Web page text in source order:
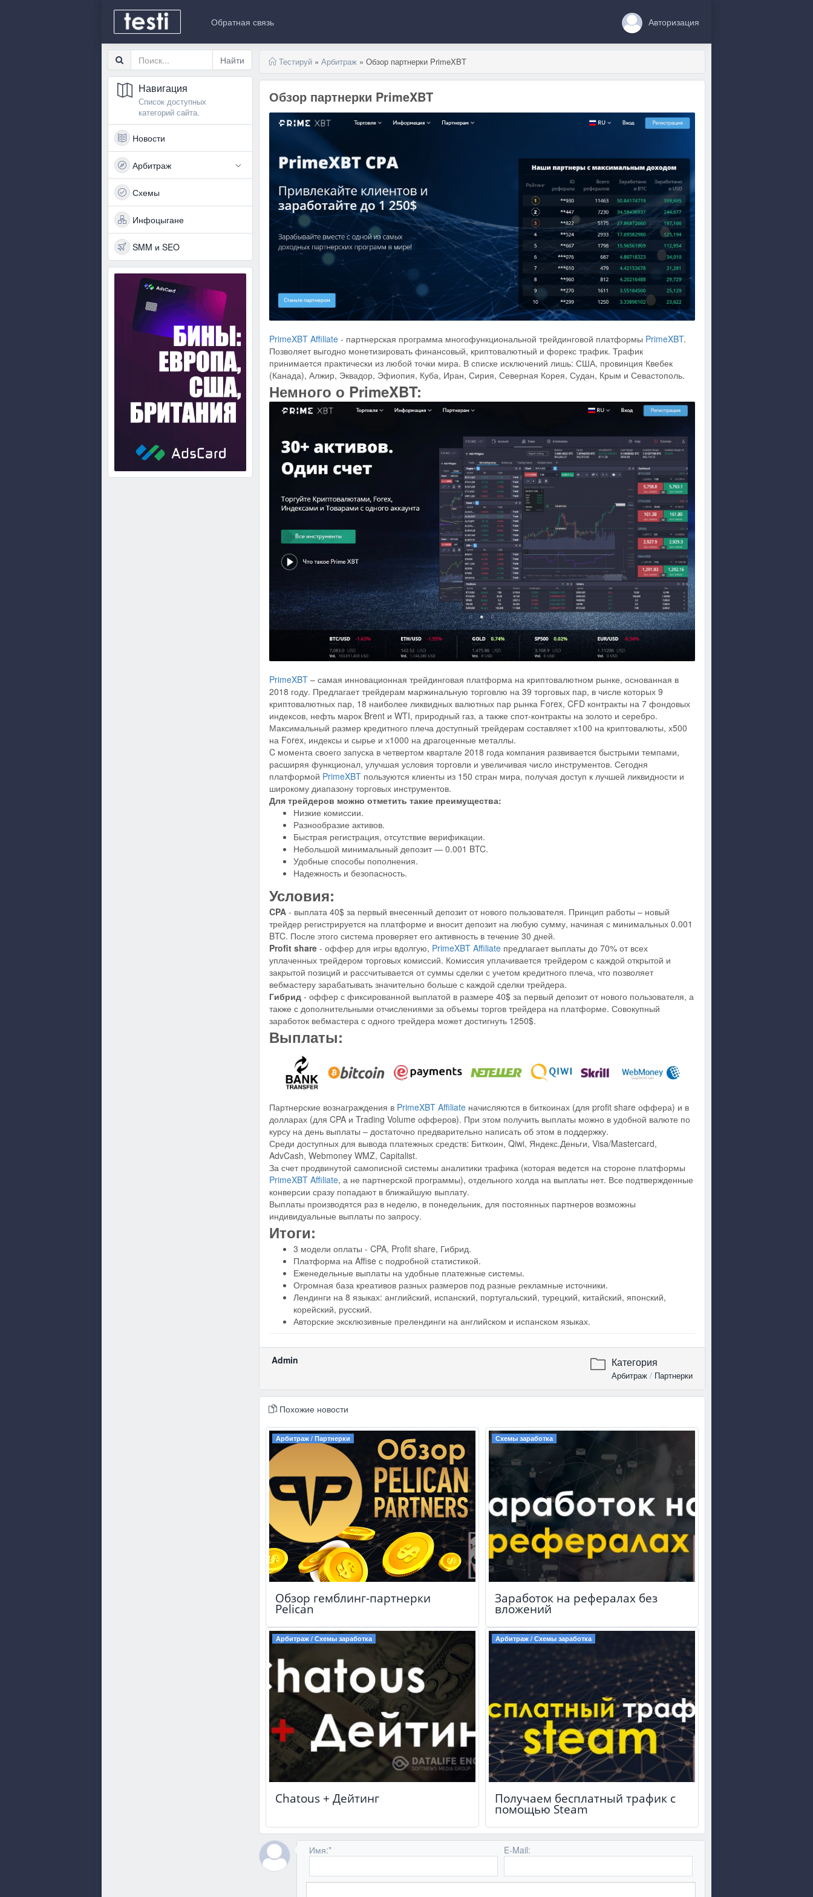
Обратная связь Авторизация
Навигация
Список доступных
категорий сайта.
Новости
Арбитраж
Схемы
Инфоцыгане
SMM и SEO
Тестируй» Арбитраж» Обзор партнерки PrimeXBT
Обзор партнерки PrimeXBT
PrimeXBT Affiliate- партнерская программа многофункциональной трейдинговой платформы PrimeXBT.
Позволяет выгодно монетизировать финансовый, криптовалютный и форекс трафик. Трафик
принимается практически из любой точки мира. В списке исключений лишь: США, провинция Квебек
(Канада), Алжир, Эквадор, Эфиопия, Куба, Иран, Сирия, Северная Корея, Судан, Крым и Севастополь.
Немного о PrimeXBT:
PrimeXBT– самая инновационная трейдинговая платформа на криптовалютном рынке, основанная в
2018 году. Предлагает трейдерам маржинальную торговлю на 39 торговых пар, в числе которых 9
криптовалютных пар, 18 наиболее ликвидных валютных пар рынка Forex, CFD контракты на 7 фондовых
индексов, нефть марок Brent и WTI, природный газ, а также спот-контракты на золото и серебро.
Максимальный размер кредитного плеча доступный трейдерам составляет х100 на криптовалюты, х500
на Forex, индексы и сырье и х1000 на драгоценные металлы.
C момента своего запуска в четвертом квартале 2018 года компания развивается быстрыми темпами,
расширяя функционал, улучшая условия торговли и увеличивая число инструментов. Сегодня
платформой PrimeXBTпользуются клиенты из 150 стран мира, получая доступ к лучшей ликвидности и
широкому диапазону торговых инструментов.
Для трейдеров можно отметить такие преимущества:
Низкие комиссии.
Разнообразие активов.
Быстрая регистрация, отсутствие верификации.
Небольшой минимальный депозит — 0.001 BTC.
Удобные способы пополнения.
Надежность и безопасность.
Условия:
CPA- выплата 40$ за первый внесенный депозит от нового пользователя. Принцип работы – новый
трейдер регистрируется на платформе и вносит депозит на любую сумму, начиная с минимальных 0.001
BTC. После этого система проверяет его активность в течение 30 дней.
Profit share- оффер для игры вдолгую, PrimeXBT Affiliateпредлагает выплаты до 70% от всех
уплаченных трейдером торговых комиссий. Комиссия уплачивается трейдером с каждой открытой и
закрытой позиций и рассчитывается от суммы сделки с учетом кредитного плеча, что позволяет
вебмастеру зарабатывать значительно больше с каждой сделки трейдера.
Гибрид- оффер с фиксированной выплатой в размере 40$ за первый депозит от нового пользователя, а
также с дополнительными отчислениями за объемы торгов трейдера на платформе. Совокупный
заработок вебмастера с одного трейдера может достигнуть 1250$.
Выплаты:
Партнерские вознаграждения в PrimeXBT Affiliateначисляются в биткоинах (для profit share оффера) и в
долларах (для CPA и Trading Volume офферов). При этом получить выплаты можно в удобной валюте по
курсу на день выплаты – достаточно предварительно написать об этом в поддержку.
Среди доступных для вывода платежных средств: Биткоин, Qiwi, Яндекс.Деньги, Visa/Mastercard,
AdvCash, Webmoney WMZ, Capitalist.
За счет продвинутой самописной системы аналитики трафика (которая ведется на стороне платформы
PrimeXBT Affiliate, а не партнерской программы), отдельного холда на выплаты нет. Все подтвержденные
конверсии сразу попадают в ближайшую выплату.
Выплаты производятся раз в неделю, в понедельник, для постоянных партнеров возможны
индивидуальные выплаты по запросу.
Итоги:
3 модели оплаты - CPA, Profit share, Гибрид.
Платформа на Affise с подробной статистикой.
Еженедельные выплаты на удобные платежные системы.
Огромная база креативов разных размеров под разные рекламные источники.
Лендинги на 8 языках: английский, испанский, португальский, турецкий, китайский, японский,
корейский, русский.
Авторские эксклюзивные прелендинги на английском и испанском языках.
Admin Категория
Арбитраж / Партнерки
Похожие новости
Арбитраж / Партнерки
Обзор гемблинг-партнерки
Pelican
Схемы заработка
Заработок на рефералах без
вложений
Арбитраж / Схемы заработка
Chatous + Дейтинг
Арбитраж / Схемы заработка
Получаем бесплатный трафик с
помощью Steam
Имя:* E-Mail: